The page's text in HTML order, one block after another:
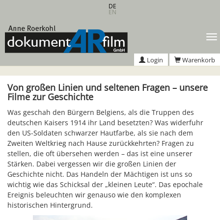
springen
DE
EN
Login Warenkorb
Von großen Linien und seltenen Fragen – unsere
Filme zur Geschichte
Was geschah den Bürgern Belgiens, als die Truppen des
deutschen Kaisers 1914 ihr Land besetzten? Was widerfuhr
den US-Soldaten schwarzer Hautfarbe, als sie nach dem
Zweiten Weltkrieg nach Hause zurückkehrten? Fragen zu
stellen, die oft übersehen werden – das ist eine unserer
Stärken. Dabei vergessen wir die großen Linien der
Geschichte nicht. Das Handeln der Mächtigen ist uns so
wichtig wie das Schicksal der „kleinen Leute“. Das epochale
Ereignis beleuchten wir genauso wie den komplexen
historischen Hintergrund.